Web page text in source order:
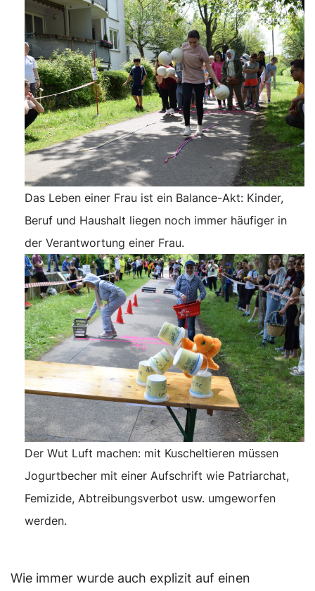
Das Leben einer Frau ist ein Balance-Akt: Kinder,
Beruf und Haushalt liegen noch immer häufiger in
der Verantwortung einer Frau.
Der Wut Luft machen: mit Kuscheltieren müssen
Jogurtbecher mit einer Aufschrift wie Patriarchat,
Femizide, Abtreibungsverbot usw. umgeworfen
werden.
Wie immer wurde auch explizit auf einen